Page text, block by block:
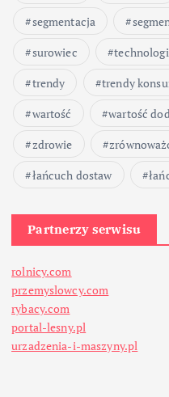
segmentacja
surowiec
trendy
trendy
wartość
wartość
zdrowie
łańcuch dostaw
Partnerzy serwisu
rolnicy.com
przemyslowcy.com
rybacy.com
portal-lesny.pl
urzadzenia-i-maszyny.pl